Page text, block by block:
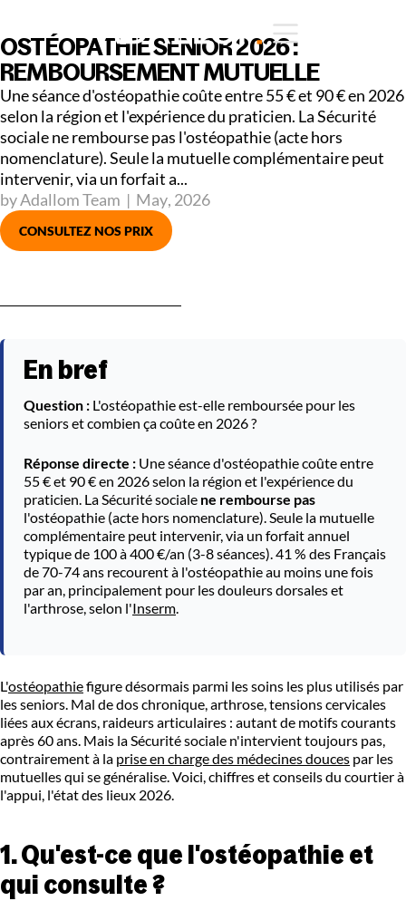
OSTÉOPATHIE SENIOR 2026 :
REMBOURSEMENT MUTUELLE
Une séance d'ostéopathie coûte entre 55 € et 90 € en 2026
selon la région et l'expérience du praticien. La Sécurité
sociale ne rembourse pas l'ostéopathie (acte hors
nomenclature). Seule la mutuelle complémentaire peut
intervenir, via un forfait a...
by Adallom Team | May, 2026
CONSULTEZ NOS PRIX
En bref
Question : L'ostéopathie est-elle remboursée pour les
seniors et combien ça coûte en 2026 ?
Réponse directe : Une séance d'ostéopathie coûte entre
55 € et 90 € en 2026 selon la région et l'expérience du
praticien. La Sécurité sociale ne rembourse pas
l'ostéopathie (acte hors nomenclature). Seule la mutuelle
complémentaire peut intervenir, via un forfait annuel
typique de 100 à 400 €/an (3-8 séances). 41 % des Français
de 70-74 ans recourent à l'ostéopathie au moins une fois
par an, principalement pour les douleurs dorsales et
l'arthrose, selon l'Inserm.
L'ostéopathiefigure désormais parmi les soins les plus utilisés par
les seniors. Mal de dos chronique, arthrose, tensions cervicales
liées aux écrans, raideurs articulaires : autant de motifs courants
après 60 ans. Mais la Sécurité sociale n'intervient toujours pas,
contrairement à la prise en charge des médecines douces par les
mutuelles qui se généralise. Voici, chiffres et conseils du courtier à
l'appui, l'état des lieux 2026.
1. Qu'est-ce que l'ostéopathie et
qui consulte ?